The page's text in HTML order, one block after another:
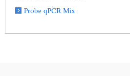
Probe qPCR Mix